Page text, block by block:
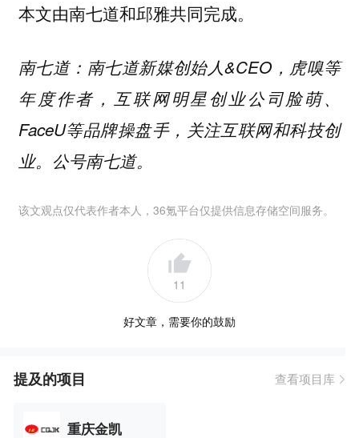
本文由南七道和邱雅共同完成。
南七道：南七道新媒创始人&CEO，虎嗅等
年度作者，互联网明星创业公司脸萌、
FaceU等品牌操盘手，关注互联网和科技创
业。公号南七道。
该文观点仅代表作者本人，36氪平台仅提供信息存储空间服务。
11
好文章，需要你的鼓励
提及的项目 查看项目库
重庆金凯